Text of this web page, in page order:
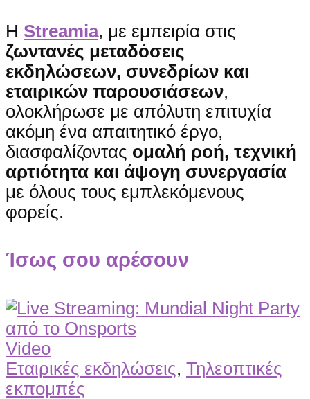
Η Streamia, με εμπειρία στις
ζωντανές μεταδόσεις
εκδηλώσεων, συνεδρίων και
εταιρικών παρουσιάσεων,
ολοκλήρωσε με απόλυτη επιτυχία
ακόμη ένα απαιτητικό έργο,
διασφαλίζοντας ομαλή ροή, τεχνική
αρτιότητα και άψογη συνεργασία
με όλους τους εμπλεκόμενους
φορείς.
Ίσως σου αρέσουν
Video
Εταιρικές εκδηλώσεις, Τηλεοπτικές
εκπομπές